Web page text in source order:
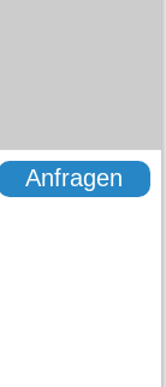
Anfragen